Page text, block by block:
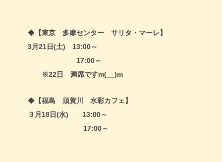
◆ 【東京 多摩センター サリタ・マーレ】
3月21日(土) 13:00～
17:00～
※22日 満席ですm(__)m
◆ 【福島 須賀川 水彩カフェ】
３月18日(水) 13:00～
17:00～